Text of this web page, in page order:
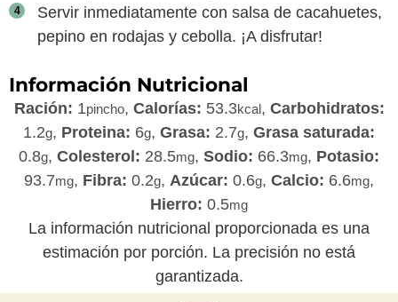
Servir inmediatamente con salsa de cacahuetes,
pepino en rodajas y cebolla. ¡A disfrutar!
Información Nutricional
Ración: 1pincho, Calorías: 53.3kcal, Carbohidratos:
1.2g, Proteina: 6g, Grasa: 2.7g, Grasa saturada:
0.8g, Colesterol: 28.5mg, Sodio: 66.3mg, Potasio:
93.7mg, Fibra: 0.2g, Azúcar: 0.6g, Calcio: 6.6mg,
Hierro: 0.5mg
La información nutricional proporcionada es una
estimación por porción. La precisión no está
garantizada.